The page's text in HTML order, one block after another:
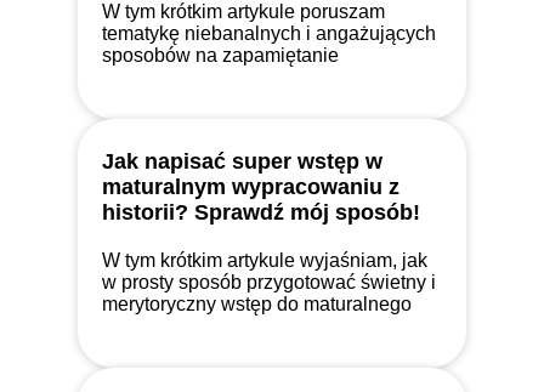
W tym krótkim artykule poruszam
tematykę niebanalnych i angażujących
sposobów na zapamiętanie
Przeczytaj i przekonaj się sam/a!
Jak napisać super wstęp w
maturalnym wypracowaniu z
historii? Sprawdź mój sposób!
W tym krótkim artykule wyjaśniam, jak
w prosty sposób przygotować świetny i
merytoryczny wstęp do maturalnego